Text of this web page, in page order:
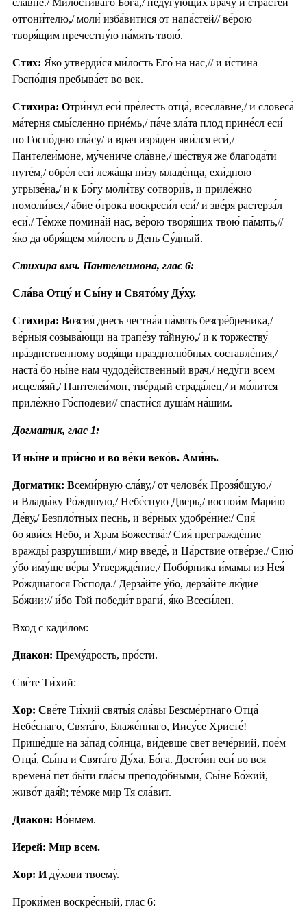
сла́вне./ Ми́лостиваго Бо́га,/ неду́гующих врачу́ и страсте́й
отгони́телю,/ моли́ изба́витися от напа́стей// ве́рою
творя́щим пречестну́ю па́мять твою́.
Стих: Я́ко утверди́ся ми́лость Его́ на нас,// и и́стина
Госпо́дня пребыва́ет во век.
Стихира: Отри́нул еси́ пре́лесть отца́, всесла́вне,/ и словеса́
ма́терня смы́сленно прие́мь,/ па́че зла́та плод прине́сл еси́
по Госпо́дню гла́су/ и врач изря́ден яви́лся еси́,/
Пантелеи́моне, му́чениче сла́вне,/ ше́ствуя же благода́ти
путе́м,/ обре́л еси́ лежа́ща ни́зу младе́нца, ехи́дною
угрызе́на,/ и к Бо́гу моли́тву сотвори́в, и приле́жно
помоли́вся,/ а́бие о́трока воскреси́л еси́/ и зве́ря растерза́л
еси́./ Те́мже помина́й нас, ве́рою творя́щих твою́ па́мять,//
я́ко да обря́щем ми́лость в День Су́дный.
Стихира вмч. Пантелеимона, глас 6:
Сла́ва Отцу́ и Сы́ну и Свято́му Ду́ху.
Стихира: Возсия́ днесь честна́я па́мять безсре́бреника,/
ве́рныя созыва́ющи на трапе́зу та́йную,/ и к торжеству́
пра́зднственному водя́щи празднолю́бных составле́ния,/
наста́ бо ны́не нам чудоде́йственный врач,/ неду́ги всем
исцеля́яй,/ Пантелеи́мон, тве́рдый страда́лец,/ и мо́лится
приле́жно Го́сподеви// спасти́ся душа́м на́шим.
Догматик, глас 1:
И ны́не и при́сно и во ве́ки веко́в. Ами́нь.
Догматик: Всеми́рную сла́ву,/ от челове́к Прозя́бшую,/
и Влады́ку Ро́ждшую,/ Небе́сную Дверь,/ воспои́м Мари́ю
Де́ву,/ Безпло́тных песнь, и ве́рных удобре́ние:/ Сия́
бо яви́ся Не́бо, и Храм Божества́:/ Сия́ прегражде́ние
вражды́ разруши́вши,/ мир введе́, и Ца́рствие отве́рзе./ Сию́
у́бо иму́ще ве́ры Утвержде́ние,/ Побо́рника и́мамы из Нея́
Ро́ждшагося Го́спода./ Дерза́йте у́бо, дерза́йте лю́дие
Бо́жии:// и́бо Той победи́т враги́, я́ко Всеси́лен.
Вход с кади́лом:
Диакон: Прему́дрость, про́сти.
Све́те Ти́хий:
Хор: Све́те Ти́хий святы́я сла́вы Безсме́ртнаго Отца́
Небе́снаго, Свята́го, Блаже́ннаго, Иису́се Христе́!
Прише́дше на за́пад со́лнца, ви́девше свет вече́рний, пое́м
Отца́, Сы́на и Свята́го Ду́ха, Бо́га. Досто́ин еси́ во вся
времена́ пет бы́ти гла́сы преподо́бными, Сы́не Бо́жий,
живо́т дая́й; те́мже мир Тя сла́вит.
Диакон: Во́нмем.
Иерей: Мир всем.
Хор: Иду́хови твоему́.
Проки́мен воскре́сный, глас 6: